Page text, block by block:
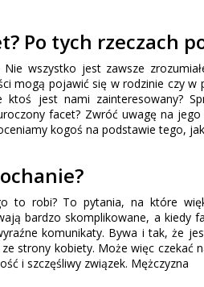
Po tych rzeczach
wszystko jest zawsze
mogą pojawić się w rodzinie czy w
ktoś jest nami zainteresowany?
facet? Zwróć uwagę na
kogoś na podstawie tego, jak
to robi? To pytania, na które
bardzo skomplikowane, a kiedy
komunikaty. Bywa i tak, że
strony kobiety. Może więc czekać
i szczęśliwy związek. Mężczyzna